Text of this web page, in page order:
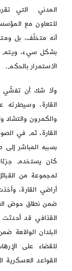
المدني التي
للتعاون مع
أنه متخلّف، بل
بشكل سيء، ويتم
الاستمرار بالحكم.
ولا شك أن تفشّي
القارة، وسيطرته
والكمرون والتشاد
القارة، ثم في
بسببه المباشر
كان يستخدم
لمجموعة من
أراضي القارة،
ضمن نطاق حوض
القذافي قد
البلدان الواقعة
للقضاء على
القواعد العسكرية